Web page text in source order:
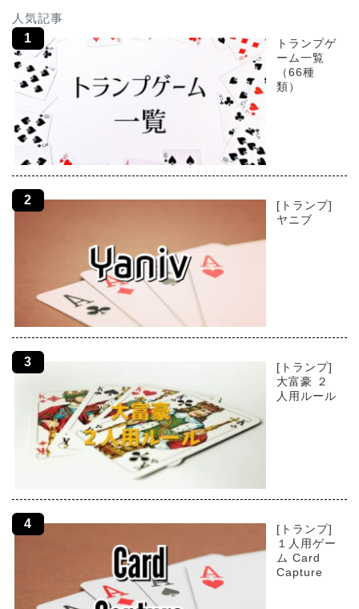
人気記事
トランプゲ
ーム一覧
（66種
類）
[トランプ]
ヤニブ
[トランプ]
大富豪 ２
人用ルール
[トランプ]
１人用ゲー
ム Card
Capture